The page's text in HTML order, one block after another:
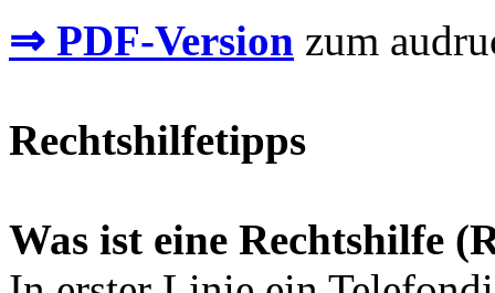
⇒ PDF-Version zum
Rechtshilfetipps
Was ist eine Rechtshilfe